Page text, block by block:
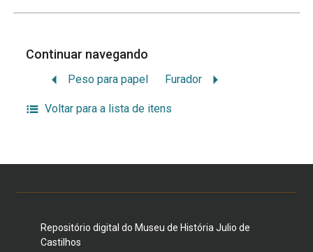
Continuar navegando
Peso para papel Furador
Voltar para a lista de itens
Repositório digital do Museu de História Julio de
Castilhos